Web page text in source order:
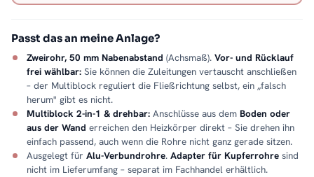
Passt das an meine Anlage?
Zweirohr, 50 mm Nabenabstand (Achsmaß). Vor- und Rücklauf
frei wählbar: Sie können die Zuleitungen vertauscht anschließen
– der Multiblock reguliert die Fließrichtung selbst, ein „falsch
herum" gibt es nicht.
Multiblock 2-in-1 & drehbar: Anschlüsse aus dem Boden oder
aus der Wand erreichen den Heizkörper direkt – Sie drehen ihn
einfach passend, auch wenn die Rohre nicht ganz gerade sitzen.
Ausgelegt für Alu-Verbundrohre. Adapter für Kupferrohre sind
nicht im Lieferumfang – separat im Fachhandel erhältlich.